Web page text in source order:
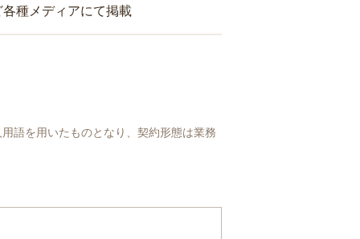
種メディアにて掲載
語を用いたものとなり、契約形態は業務